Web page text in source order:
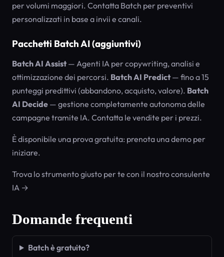
per volumi maggiori. Contatta Batch per preventivi
personalizzati in base a invii e canali.
Pacchetti Batch AI (aggiuntivi)
Batch AI Assist— Agenti IA per copywriting, analisi e
ottimizzazione dei percorsi. Batch AI Predict— fino a 15
punteggi predittivi (abbandono, acquisto, valore). Batch
AI Decide — gestione completamente autonoma delle
campagne tramite IA. Contatta le vendite per i prezzi.
È disponibile una prova gratuita: prenota una demo per
iniziare.
Trova lo strumento giusto per te con il nostro consulente
IA →
Domande frequenti
Batch è gratuito?